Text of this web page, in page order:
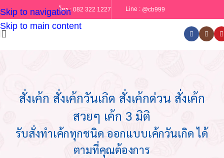
Skip to navigation
Skip to main content
โทร : 082 322 1227 Line : @cb999
สั่งเค้ก สั่งเค้กวันเกิด สั่งเค้กด่วน สั่งเค้ก
สวยๆ เค้ก 3 มิติ
รับสั่งทำเค้กทุกชนิด ออกแบบเค้กวันเกิด ได้
ตามที่คุณต้องการ